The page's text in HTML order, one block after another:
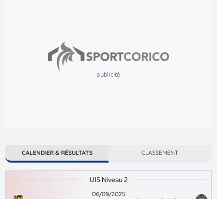
publicité
CALENDIER & RÉSULTATS CLASSEMENT
U15 Niveau 2
06/09/2025